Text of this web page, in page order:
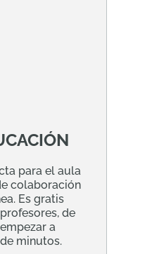
para el aula
colaboración
Es gratis
de
a
minutos.